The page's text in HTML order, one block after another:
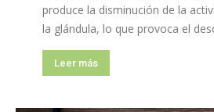
produce la disminución de la
la glándula, lo que provoca el
Leer más